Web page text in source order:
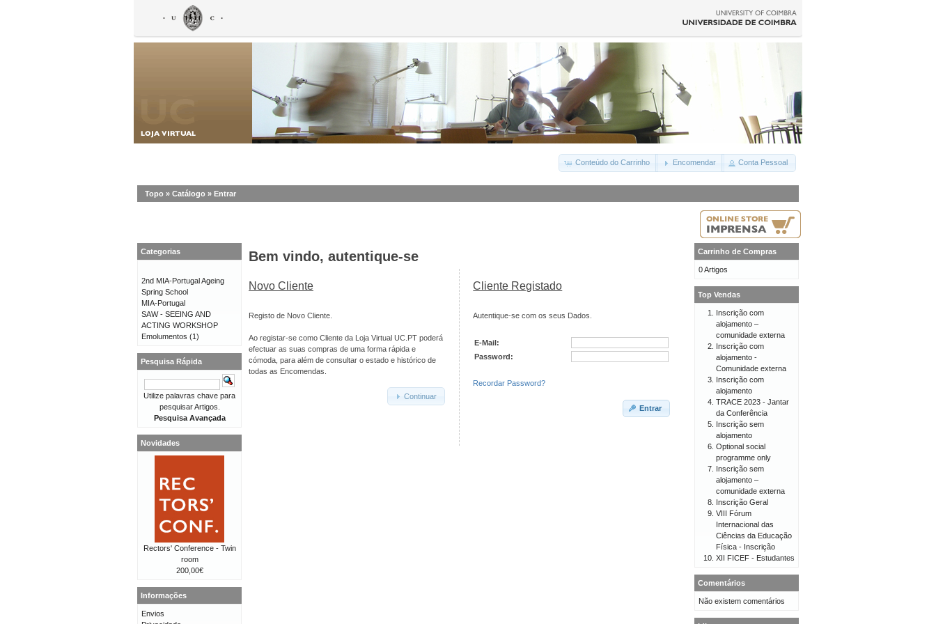
Conteúdo do Carrinho Encomendar Conta Pessoal
Topo » Catálogo » Entrar
Bem vindo, autentique-se
Novo Cliente
Registo de Novo Cliente.
Ao registar-se como Cliente da Loja Virtual UC.PT poderá
efectuar as suas compras de uma forma rápida e
cómoda, para além de consultar o estado e histórico de
todas as Encomendas.
Continuar
Cliente Registado
Autentique-se com os seus Dados.
E-Mail:
Password:
Recordar Password?
Entrar
Categorias
2nd MIA-Portugal Ageing
Spring School
MIA-Portugal
SAW - SEEING AND
ACTING WORKSHOP
Emolumentos (1)
Pesquisa Rápida
Utilize palavras chave para
pesquisar Artigos.
Pesquisa Avançada
Novidades
Rectors' Conference - Twin
room
200,00€
Informações
Envios
Carrinho de Compras
0 Artigos
Top Vendas
Inscrição com
alojamento –
comunidade externa
Inscrição com
alojamento -
Comunidade externa
Inscrição com
alojamento
TRACE 2023 - Jantar
da Conferência
Inscrição sem
alojamento
Optional social
programme only
Inscrição sem
alojamento –
comunidade externa
Inscrição Geral
VIII Fórum
Internacional das
Ciências da Educação
Física - Inscrição
XII FICEF - Estudantes
Comentários
Não existem comentários